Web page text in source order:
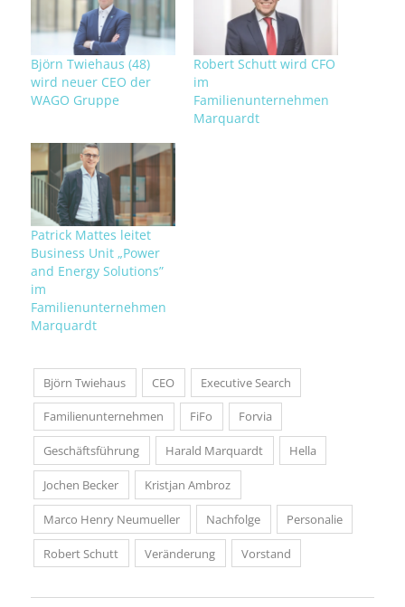
Björn Twiehaus (48)
wird neuer CEO der
WAGO Gruppe
Robert Schutt wird CFO
im
Familienunternehmen
Marquardt
Patrick Mattes leitet
Business Unit „Power
and Energy Solutions”
im
Familienunternehmen
Marquardt
Björn Twiehaus CEO Executive Search
Familienunternehmen FiFo Forvia
Geschäftsführung Harald Marquardt Hella
Jochen Becker Kristjan Ambroz
Marco Henry Neumueller Nachfolge Personalie
Robert Schutt Veränderung Vorstand